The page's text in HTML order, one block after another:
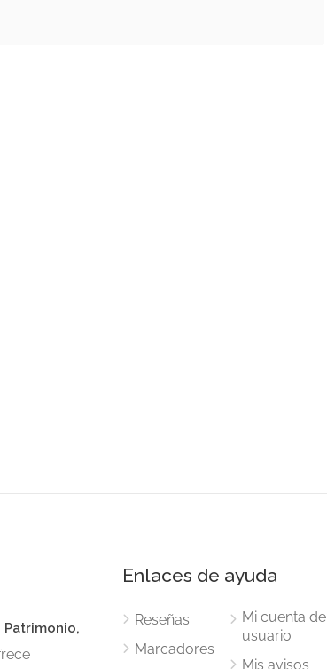
Patrimonio,
Enlaces de ayuda
Reseñas
Marcadores
Mi cuenta de
usuario
Mis avisos